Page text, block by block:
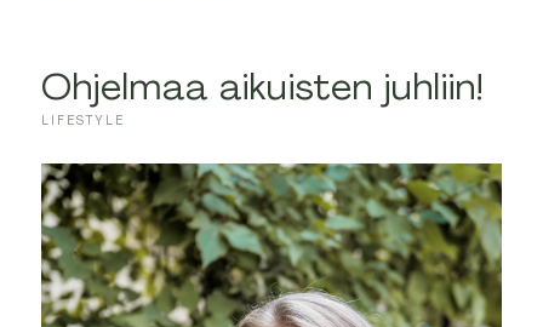
Ohjelmaa aikuisten juhliin!
LIFESTYLE